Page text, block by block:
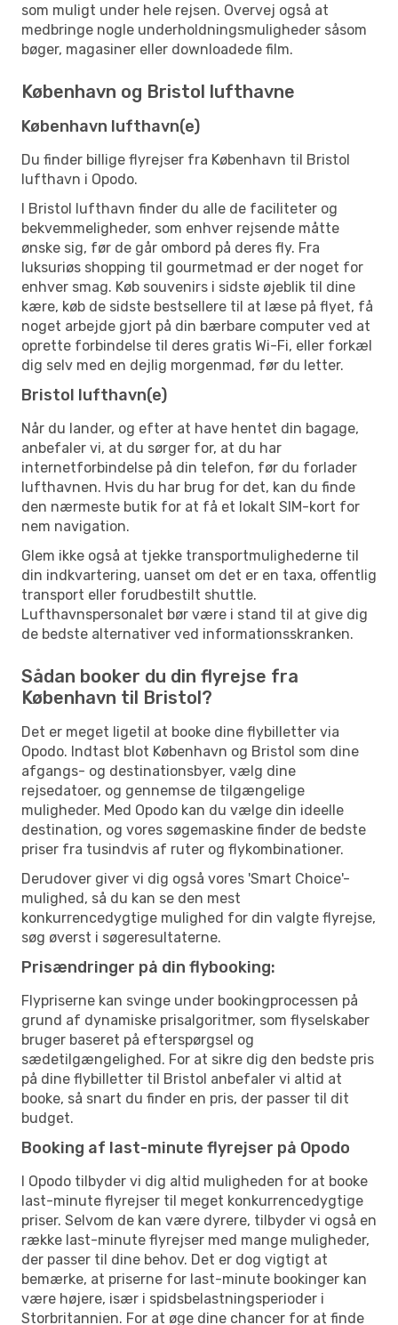
som muligt under hele rejsen. Overvej også at
medbringe nogle underholdningsmuligheder såsom
bøger, magasiner eller downloadede film.
København og Bristol lufthavne
København lufthavn(e)
Du finder billige flyrejser fra København til Bristol
lufthavn i Opodo.
I Bristol lufthavn finder du alle de faciliteter og
bekvemmeligheder, som enhver rejsende måtte
ønske sig, før de går ombord på deres fly. Fra
luksuriøs shopping til gourmetmad er der noget for
enhver smag. Køb souvenirs i sidste øjeblik til dine
kære, køb de sidste bestsellere til at læse på flyet, få
noget arbejde gjort på din bærbare computer ved at
oprette forbindelse til deres gratis Wi-Fi, eller forkæl
dig selv med en dejlig morgenmad, før du letter.
Bristol lufthavn(e)
Når du lander, og efter at have hentet din bagage,
anbefaler vi, at du sørger for, at du har
internetforbindelse på din telefon, før du forlader
lufthavnen. Hvis du har brug for det, kan du finde
den nærmeste butik for at få et lokalt SIM-kort for
nem navigation.
Glem ikke også at tjekke transportmulighederne til
din indkvartering, uanset om det er en taxa, offentlig
transport eller forudbestilt shuttle.
Lufthavnspersonalet bør være i stand til at give dig
de bedste alternativer ved informationsskranken.
Sådan booker du din flyrejse fra
København til Bristol?
Det er meget ligetil at booke dine flybilletter via
Opodo. Indtast blot København og Bristol som dine
afgangs- og destinationsbyer, vælg dine
rejsedatoer, og gennemse de tilgængelige
muligheder. Med Opodo kan du vælge din ideelle
destination, og vores søgemaskine finder de bedste
priser fra tusindvis af ruter og flykombinationer.
Derudover giver vi dig også vores 'Smart Choice'-
mulighed, så du kan se den mest
konkurrencedygtige mulighed for din valgte flyrejse,
søg øverst i søgeresultaterne.
Prisændringer på din flybooking:
Flypriserne kan svinge under bookingprocessen på
grund af dynamiske prisalgoritmer, som flyselskaber
bruger baseret på efterspørgsel og
sædetilgængelighed. For at sikre dig den bedste pris
på dine flybilletter til Bristol anbefaler vi altid at
booke, så snart du finder en pris, der passer til dit
budget.
Booking af last-minute flyrejser på Opodo
I Opodo tilbyder vi dig altid muligheden for at booke
last-minute flyrejser til meget konkurrencedygtige
priser. Selvom de kan være dyrere, tilbyder vi også en
række last-minute flyrejser med mange muligheder,
der passer til dine behov. Det er dog vigtigt at
bemærke, at priserne for last-minute bookinger kan
være højere, især i spidsbelastningsperioder i
Storbritannien. For at øge dine chancer for at finde